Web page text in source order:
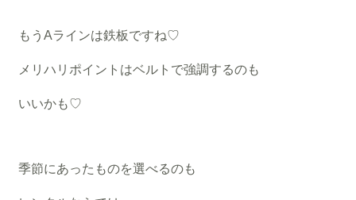
もうAラインは鉄板ですね♡
メリハリポイントはベルトで強調するのも
いいかも♡
季節にあったものを選べるのも